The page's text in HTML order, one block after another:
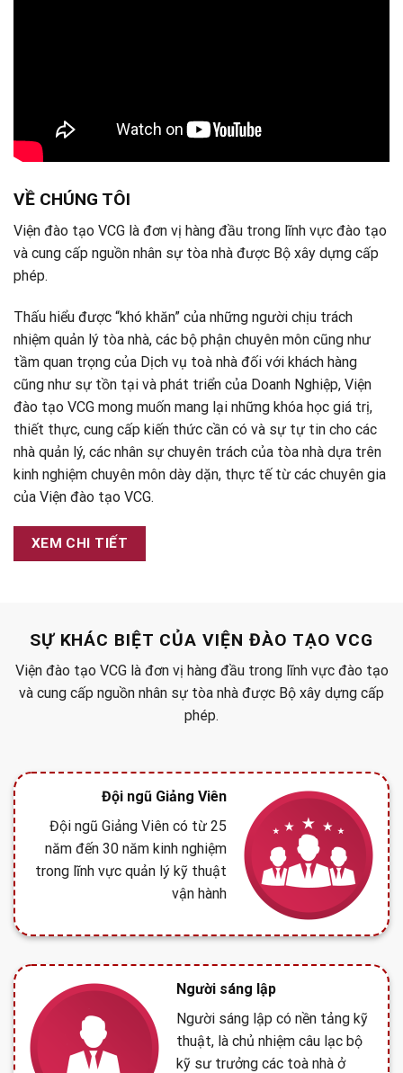
VỀ CHÚNG TÔI
Viện đào tạo VCG là đơn vị hàng đầu trong lĩnh vực đào tạo
và cung cấp nguồn nhân sự tòa nhà được Bộ xây dựng cấp
phép.
Thấu hiểu được “khó khăn” của những người chịu trách
nhiệm quản lý tòa nhà, các bộ phận chuyên môn cũng như
tầm quan trọng của Dịch vụ toà nhà đối với khách hàng
cũng như sự tồn tại và phát triển của Doanh Nghiệp, Viện
đào tạo VCG mong muốn mang lại những khóa học giá trị,
thiết thực, cung cấp kiến thức cần có và sự tự tin cho các
nhà quản lý, các nhân sự chuyên trách của tòa nhà dựa trên
kinh nghiệm chuyên môn dày dặn, thực tế từ các chuyên gia
của Viện đào tạo VCG.
XEM CHI TIẾT
SỰ KHÁC BIỆT CỦA VIỆN ĐÀO TẠO VCG
Viện đào tạo VCG là đơn vị hàng đầu trong lĩnh vực đào tạo
và cung cấp nguồn nhân sự tòa nhà được Bộ xây dựng cấp
phép.
Đội ngũ Giảng Viên
Đội ngũ Giảng Viên có từ 25
năm đến 30 năm kinh nghiệm
trong lĩnh vực quản lý kỹ thuật
vận hành
Người sáng lập
Người sáng lập có nền tảng kỹ
thuật, là chủ nhiệm câu lạc bộ
kỹ sư trưởng các toà nhà ở